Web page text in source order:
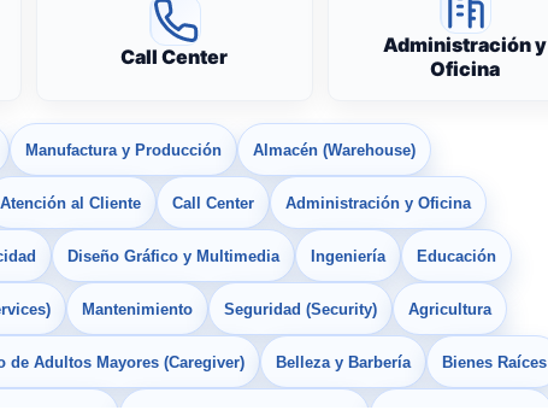
Call Center
Administración y
Oficina
Manufactura y Producción Almacén (Warehouse)
Atención al Cliente Call Center Administración y Oficina
Diseño Gráfico y Multimedia Ingeniería Educación
Mantenimiento Seguridad (Security) Agricultura
de Adultos Mayores (Caregiver) Belleza y Barbería Bienes Raíces